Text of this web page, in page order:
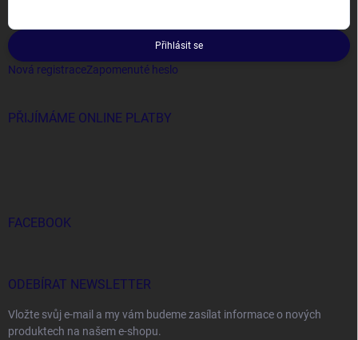
Přihlásit se
Nová registraceZapomenuté heslo
PŘIJÍMÁME ONLINE PLATBY
FACEBOOK
ODEBÍRAT NEWSLETTER
Vložte svůj e-mail a my vám budeme zasílat informace o nových
produktech na našem e-shopu.